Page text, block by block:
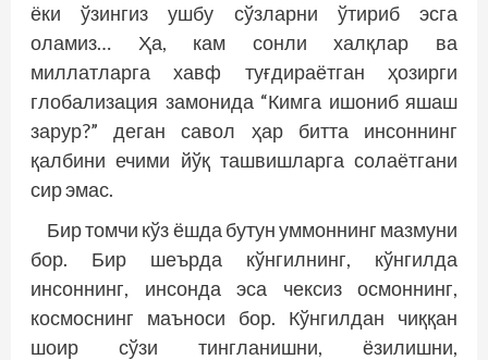
ёки ўзингиз ушбу сўзларни ўтириб эсга
оламиз… Ҳа, кам сонли халқлар ва
миллатларга хавф туғдираётган ҳозирги
глобализация замонида “Кимга ишониб яшаш
зарур?” деган савол ҳар битта инсоннинг
қалбини ечими йўқ ташвишларга солаётгани
сир эмас.
Бир томчи кўз ёшда бутун уммоннинг мазмуни
бор. Бир шеърда кўнгилнинг, кўнгилда
инсоннинг, инсонда эса чексиз осмоннинг,
космоснинг маъноси бор. Кўнгилдан чиққан
шоир сўзи тингланишни, ёзилишни,